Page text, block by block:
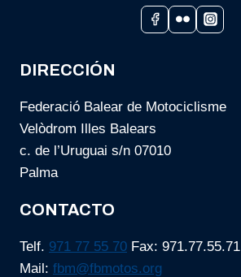
DIRECCIÓN
Federació Balear de Motociclisme
Velòdrom Illes Balears
c. de l’Uruguai s/n 07010
Palma
CONTACTO
Telf. 971 77 55 70 Fax: 971.77.55.71
Mail: fbm@fbmotos.org